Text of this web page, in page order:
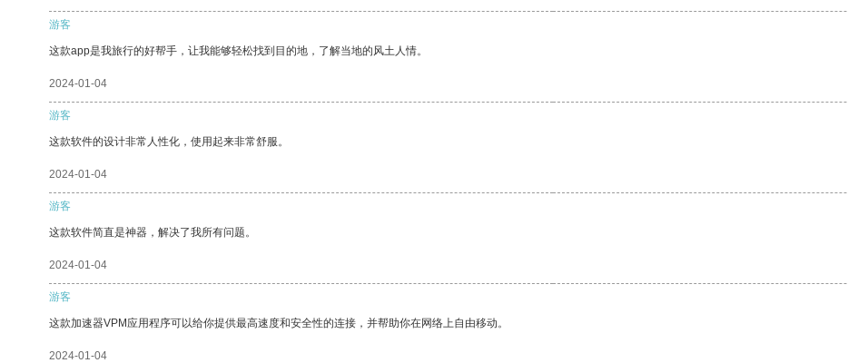
游客
这款app是我旅行的好帮手，让我能够轻松找到目的地，了解当地的风土人情。
2024-01-04
游客
这款软件的设计非常人性化，使用起来非常舒服。
2024-01-04
游客
这款软件简直是神器，解决了我所有问题。
2024-01-04
游客
这款加速器VPM应用程序可以给你提供最高速度和安全性的连接，并帮助你在网络上自由移动。
2024-01-04